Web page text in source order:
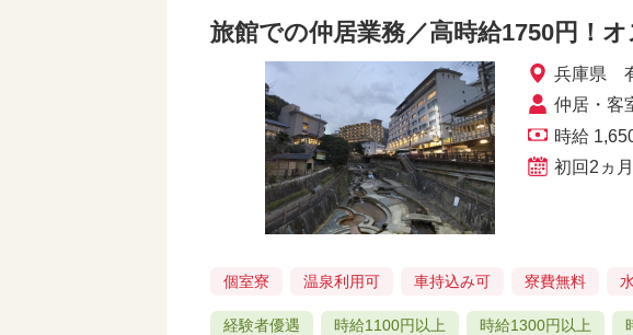
旅館での仲居業務／高時給1750円！
兵庫県
仲居・客
時給
初回2ヵ
個室寮 温泉利用可 車持込み可 寮費無料
経験者優遇 時給1100円以上 時給1300円以上